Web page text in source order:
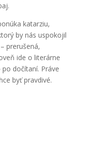
katarziu,
by nás uspokojil
prerušená,
ide o literárne
dočítaní. Práve
byť pravdivé.